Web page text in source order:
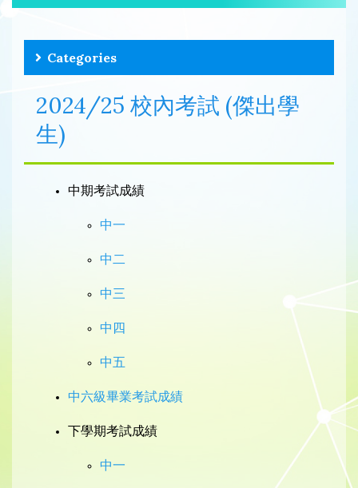
Categories
2024/25 校內考試 (傑出學
生)
中期考試成績
中一
中二
中三
中四
中五
中六級畢業考試成績
下學期考試成績
中一